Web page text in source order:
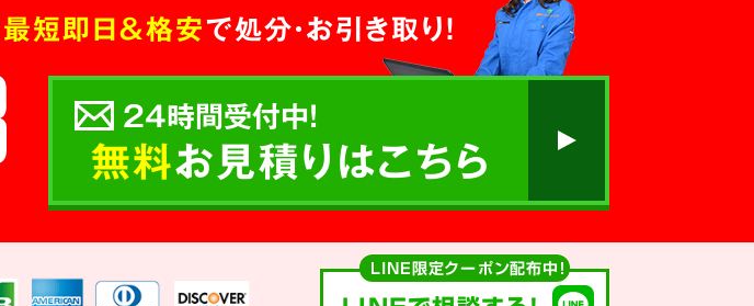
最短即日＆格安で処分・お引き取り！
24時間受付中!
無料お見積りはこちら
LINE限定クーポン配布中！